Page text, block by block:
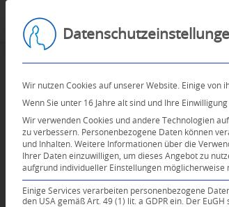
Wir nutzen Cookies auf unserer Website. Einige von
Wenn Sie unter 16 Jahre alt sind und Ihre
Wir verwenden Cookies und andere Technologien
zu verbessern.
Personenbezogene Daten können
und Inhalten. Weitere Informationen über die
Ihrer Daten einzuwilligen, um dieses Angebot zu
aufgrund individueller Einstellungen möglicherweise
Einige Services verarbeiten personenbezogene
den USA gemäß Art. 49 (1) lit. a GDPR ein. Der